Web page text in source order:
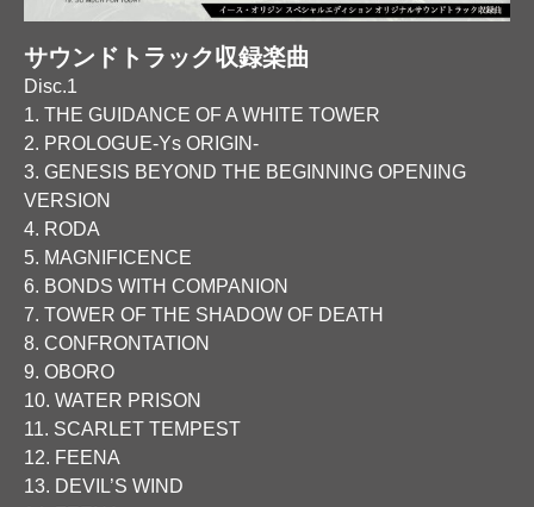
サウンドトラック収録楽曲
Disc.1
1. THE GUIDANCE OF A WHITE TOWER
2. PROLOGUE-Ys ORIGIN-
3. GENESIS BEYOND THE BEGINNING OPENING
VERSION
4. RODA
5. MAGNIFICENCE
6. BONDS WITH COMPANION
7. TOWER OF THE SHADOW OF DEATH
8. CONFRONTATION
9. OBORO
10. WATER PRISON
11. SCARLET TEMPEST
12. FEENA
13. DEVIL’S WIND